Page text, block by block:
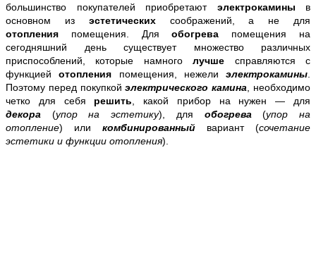
большинство покупателей приобретают электрокамины в
основном из эстетических соображений, а не для
отопления помещения. Дляобогрева помещения на
сегодняшний день существует множество различных
приспособлений, которые намноголучше справляются с
функциейотопления помещения, нежели электрокамины
Поэтому перед покупкойэлектрического камина , необходимо
четко для себя решить , какой прибор на нужен — для
декора (упор на эстетику), для обогрева(упор на
отопление) или комбинированный вариант (сочетание
эстетики и функции отопления).